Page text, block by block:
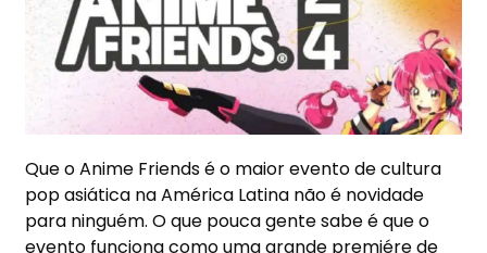
Que o Anime Friends é o maior evento de cultura
pop asiática na América Latina não é novidade
para ninguém. O que pouca gente sabe é que o
evento funciona como uma grande premiére de